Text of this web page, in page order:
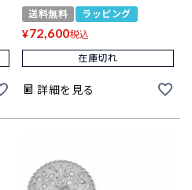
送料無料 ラッピング
¥72,600税込
在庫切れ
詳細を見る